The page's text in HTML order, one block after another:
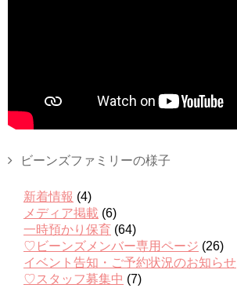
ビーンズファミリーの様子
新着情報 (4)
メディア掲載 (6)
一時預かり保育 (64)
♡ビーンズメンバー専用ページ (26)
イベント告知・ご予約状況のお知らせ
♡スタッフ募集中 (7)